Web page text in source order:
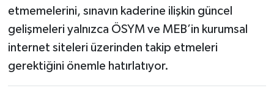
etmemelerini, sınavın kaderine ilişkin güncel
gelişmeleri yalnızca ÖSYM ve MEB’in kurumsal
internet siteleri üzerinden takip etmeleri
gerektiğini önemle hatırlatıyor.